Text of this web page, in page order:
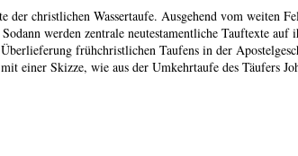
christlichen Wassertaufe. Ausgehend vom weiten
werden zentrale neutestamentliche Tauftexte
frühchristlichen Taufens in der
einer Skizze, wie aus der Umkehrtaufe des Täufers